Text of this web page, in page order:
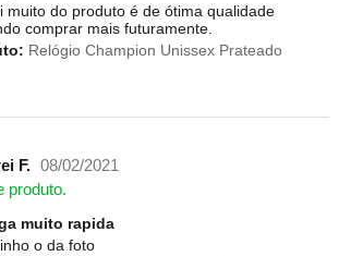
muito do produto é de ótima qualidade
comprar mais futuramente.
Relógio Champion Unissex Prateado
F. 08/02/2021
produto.
muito rapida
o da foto